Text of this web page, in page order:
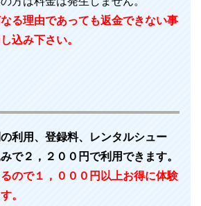
る理由であっても返金できない事
込み下さい。
利用、登録料、レンタルシュー
で２，２００円で利用できます。
ので１，０００円以上お得に体験
。